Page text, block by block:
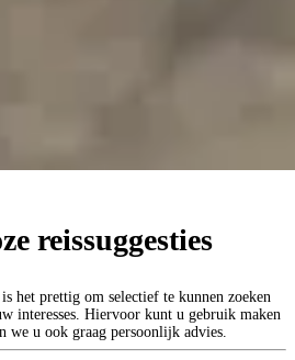
reissuggesties
het prettig om selectief te kunnen zoeken
interesses. Hiervoor kunt u gebruik maken
we u ook graag persoonlijk advies.